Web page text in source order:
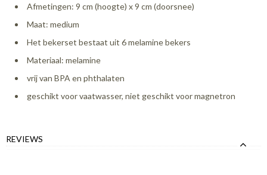
Afmetingen: 9 cm (hoogte) x 9 cm (doorsnee)
Maat: medium
Het bekerset bestaat uit 6 melamine bekers
Materiaal: melamine
vrij van BPA en phthalaten
geschikt voor vaatwasser, niet geschikt voor magnetron
REVIEWS